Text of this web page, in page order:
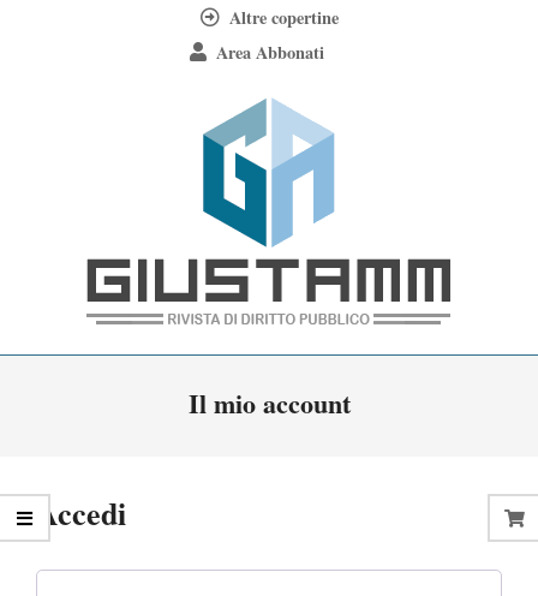
Altre copertine
Area Abbonati
Giustamm
Il mio account
Accedi